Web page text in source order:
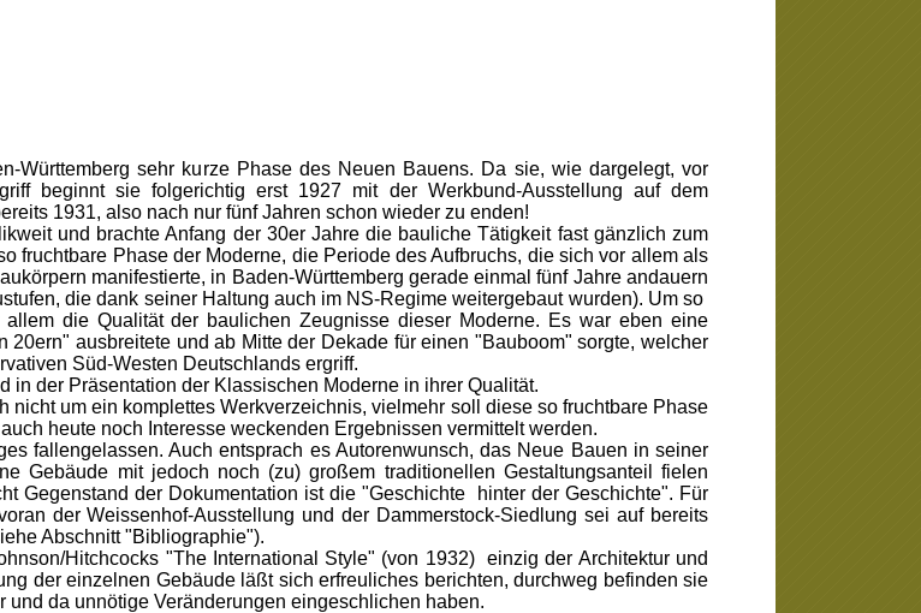
Württemberg sehr kurze Phase des Neuen Bauens. Da sie, wie dargelegt, vor
beginnt sie folgerichtig erst 1927 mit der Werkbund-Ausstellung auf dem
1931, also nach nur fünf Jahren schon wieder zu enden!
und brachte Anfang der 30er Jahre die bauliche Tätigkeit fast gänzlich zum
fruchtbare Phase der Moderne, die Periode des Aufbruchs, die sich vor allem als
manifestierte, in Baden-Württemberg gerade einmal fünf Jahre andauern
die dank seiner Haltung auch im NS-Regime weitergebaut wurden). Um so
die Qualität der baulichen Zeugnisse dieser Moderne. Es war eben eine
ausbreitete und ab Mitte der Dekade für einen "Bauboom" sorgte, welcher
Süd-Westen Deutschlands ergriff.
der Präsentation der Klassischen Moderne in ihrer Qualität.
nicht um ein komplettes Werkverzeichnis, vielmehr soll diese so fruchtbare Phase
heute noch Interesse weckenden Ergebnissen vermittelt werden.
fallengelassen. Auch entsprach es Autorenwunsch, das Neue Bauen in seiner
Gebäude mit jedoch noch (zu) großem traditionellen Gestaltungsanteil fielen
Gegenstand der Dokumentation ist die "Geschichte hinter der Geschichte". Für
der Weissenhof-Ausstellung und der Dammerstock-Siedlung sei auf bereits
Abschnitt "Bibliographie").
Hitchcocks "The International Style" (von 1932) einzig der Architektur und
der einzelnen Gebäude läßt sich erfreuliches berichten, durchweg befinden sie
da unnötige Veränderungen eingeschlichen haben.